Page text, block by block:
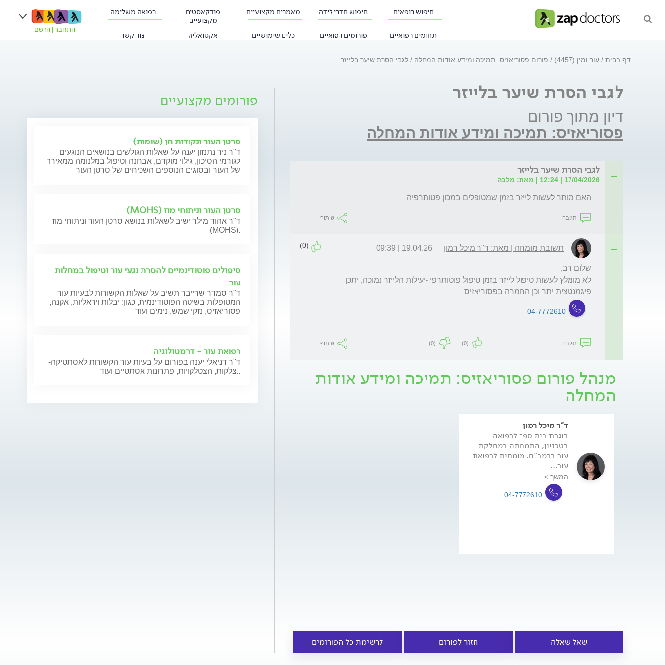
חיפוש רופאים חיפוש חדרי לידה מאמרים מקצועיים
פודקאסטים
מקצועיים
רפואה משלימה
תחומים רפואיים פורומים רפואיים כלים שימושיים אקטואליה צור קשר
התחבר הרשם
דף הבית עור ומין (4457) פורום פסוריאזיס: תמיכה ומידע אודות המחלה לגבי הסרת שיער בלייזר
לגבי הסרת שיער בלייזר
דיון מתוך פורום
פסוריאזיס: תמיכה ומידע אודות המחלה
לגבי הסרת שיער בלייזר
17/04/2026 | 12:24 | מאת: מלכה
האם מותר לעשות לייזר בזמן שמטופלים במכון פטותרפיה
תגובה שיתוף
תשובת מומחה | מאת: ד"ר מיכל רמון 19.04.26 | 09:39
(0)
פיגמנטצית יתר וכן החמרה בפסוריאזיס
04-7772610
תגובה (0)
(0) שיתוף
מנהל פורום פסוריאזיס: תמיכה ומידע אודות
המחלה
ד"ר מיכל רמון
בוגרת בית ספר לרפואה
בטכניון, התמחתה במחלקת
עור ברמב"ם. מומחית לרפואת
עור...
המשך >
04-7772610
שאל שאלה חזור לפורום לרשימת כל הפורומים
פורומים מקצועיים
סרטן העור ונקודות חן (שומות)
ד"ר ניר נתנזון יענה על שאלות הגולשים בנושאים הנוגעים
לגורמי הסיכון, גילוי מוקדם, אבחנה וטיפול במלנומה ממאירה
של העור ובסוגים הנוספים השכיחים של סרטן העור
סרטן העור וניתוחי מוז (MOHS)
ד"ר אהוד מילר ישיב לשאלות בנושא סרטן העור וניתוחי מוז
(MOHS).
טיפולים פוטודינמיים להסרת נגעי עור וטיפול במחלות
עור
ד"ר סמדר שרייבר תשיב על שאלות הקשורות לבעיות עור
המטופלות בשיטה הפוטודינמית, כגון: יבלות ויראליות, אקנה,
פסוריאזיס, נזקי שמש, נימים ועוד
רפואת עור - דרמטולוגיה
ד"ר דניאלי יענה בפורום על בעיות עור הקשורות לאסתטיקה-
צלקות, הצטלקויות, פתרונות אסתטיים ועוד..